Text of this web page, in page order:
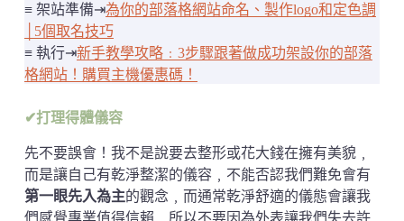
≡ 架站準備⇥為你的部落格網站命名、製作logo和定色調
│5個取名技巧
≡ 執行⇥新手教學攻略﹕3步驟跟著做成功架設你的部落
格網站！購買主機優惠碼！
✔打理得體儀容
先不要誤會！我不是說要去整形或花大錢在擁有美貌﹐
而是讓自己有乾淨整潔的儀容﹐不能否認我們難免會有
第一眼先入為主的觀念﹐而通常乾淨舒適的儀態會讓我
們感覺專業值得信賴﹐所以不要因為外表讓我們失去許